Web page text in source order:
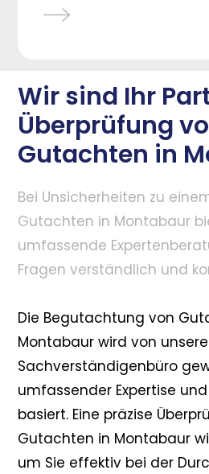
Wir sind Ihr
Überprüfung
Gutachten in
Bei Unsicherheiten zu
Gutachten in Montabaur
umfassende
Fragen verständlich und
Die Begutachtung von
Montabaur wird von
Sachverständigenbüro
umfassender Expertise
basiert. Eine präzise
Gutachten in Montabaur
um Sie effektiv bei der